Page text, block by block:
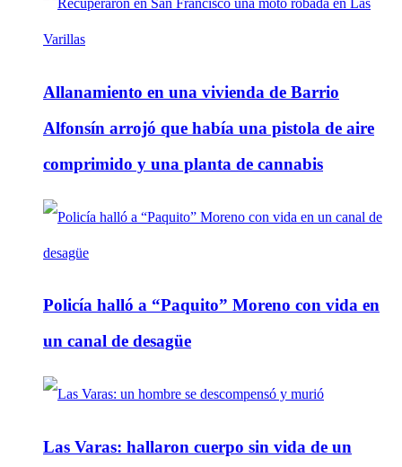
Allanamiento en una vivienda de Barrio
Alfonsín arrojó que había una pistola de aire
comprimido y una planta de cannabis
Policía halló a “Paquito” Moreno con vida en
un canal de desagüe
Las Varas: hallaron cuerpo sin vida de un